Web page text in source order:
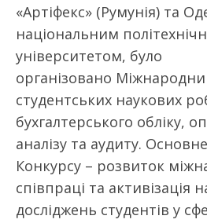
«Артіфекс» (Румунія) та
національним
університетом, було
організовано
студентських наукових
бухгалтерського обліку,
аналізу та аудиту.
Конкурсу – розвиток
співпраці та активізація
досліджень студентів у